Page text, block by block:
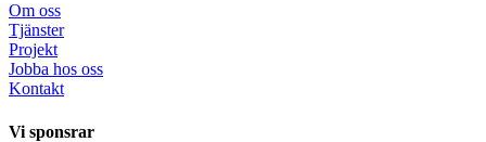
Om oss
Tjänster
Projekt
Jobba hos oss
Kontakt
Vi sponsrar